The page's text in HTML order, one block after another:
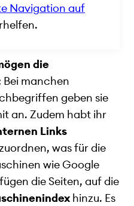
Navigation auf
die
Bei manchen
geben sie
an. Zudem habt ihr
Links
was für die
wie Google
die Seiten, auf die
hinzu. Es